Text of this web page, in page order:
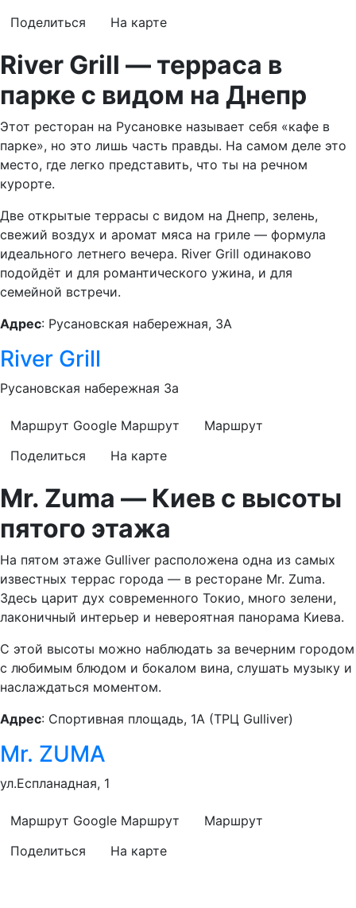
Поделиться
На карте
River Grill — терраса в
парке с видом на Днепр
Этот ресторан на Русановке называет себя «кафе в
парке», но это лишь часть правды. На самом деле это
место, где легко представить, что ты на речном
курорте.
Две открытые террасы с видом на Днепр, зелень,
свежий воздух и аромат мяса на гриле — формула
идеального летнего вечера. River Grill одинаково
подойдёт и для романтического ужина, и для
семейной встречи.
Адрес: Русановская набережная, 3А
River Grill
Русановская набережная 3а
Маршрут Google Маршрут
Маршрут
Поделиться
На карте
Mr. Zuma — Киев с высоты
пятого этажа
На пятом этаже Gulliver расположена одна из самых
известных террас города — в ресторане Mr. Zuma.
Здесь царит дух современного Токио, много зелени,
лаконичный интерьер и невероятная панорама Киева.
С этой высоты можно наблюдать за вечерним городом
с любимым блюдом и бокалом вина, слушать музыку и
наслаждаться моментом.
Адрес: Спортивная площадь, 1А (ТРЦ Gulliver)
Mr. ZUMA
ул.Еспланадная, 1
Маршрут Google Маршрут
Маршрут
Поделиться
На карте